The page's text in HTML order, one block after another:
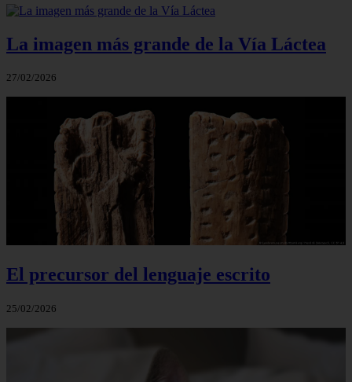
La imagen más grande de la Vía Láctea
27/02/2026
El precursor del lenguaje escrito
25/02/2026